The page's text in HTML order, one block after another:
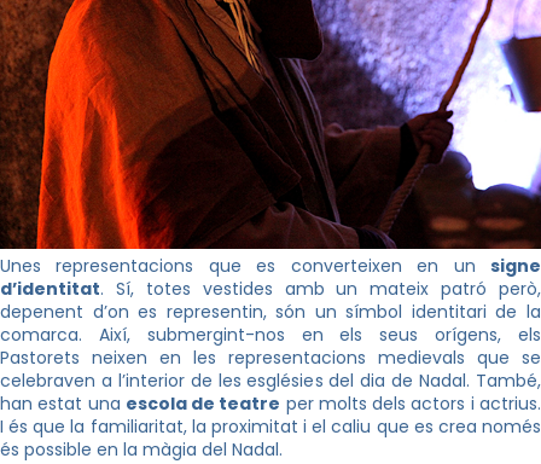
Unes representacions que es converteixen en un signe
d’identitat. Sí, totes vestides amb un mateix patró però,
depenent d’on es representin, són un símbol identitari de la
comarca. Així, submergint-nos en els seus orígens, els
Pastorets neixen en les representacions medievals que se
celebraven a l’interior de les esglésies del dia de Nadal. També,
han estat una escola de teatre per molts dels actors i actrius.
I és que la familiaritat, la proximitat i el caliu que es crea només
és possible en la màgia del Nadal.